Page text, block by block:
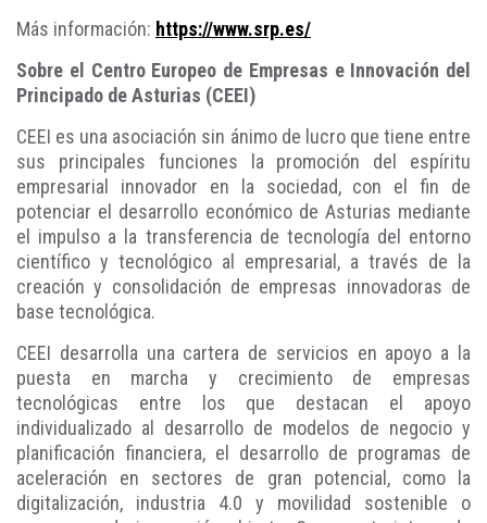
Más información: https://www.srp.es/
Sobre el Centro Europeo de Empresas e Innovación del
Principado de Asturias (CEEI)
CEEI es una asociación sin ánimo de lucro que tiene entre
sus principales funciones la promoción del espíritu
empresarial innovador en la sociedad, con el fin de
potenciar el desarrollo económico de Asturias mediante
el impulso a la transferencia de tecnología del entorno
científico y tecnológico al empresarial, a través de la
creación y consolidación de empresas innovadoras de
base tecnológica.
CEEI desarrolla una cartera de servicios en apoyo a la
puesta en marcha y crecimiento de empresas
tecnológicas entre los que destacan el apoyo
individualizado al desarrollo de modelos de negocio y
planificación financiera, el desarrollo de programas de
aceleración en sectores de gran potencial, como la
digitalización, industria 4.0 y movilidad sostenible o